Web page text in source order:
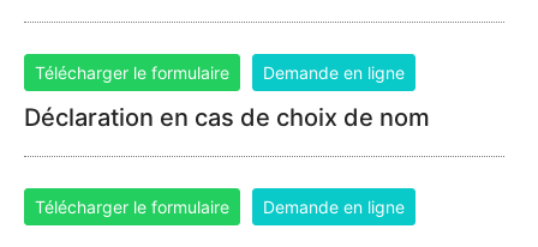
Télécharger le formulaire Demande en ligne
Déclaration en cas de choix de nom
Télécharger le formulaire Demande en ligne